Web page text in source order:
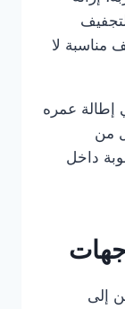
مناسبة لا
عمره
من
داخل
إلى